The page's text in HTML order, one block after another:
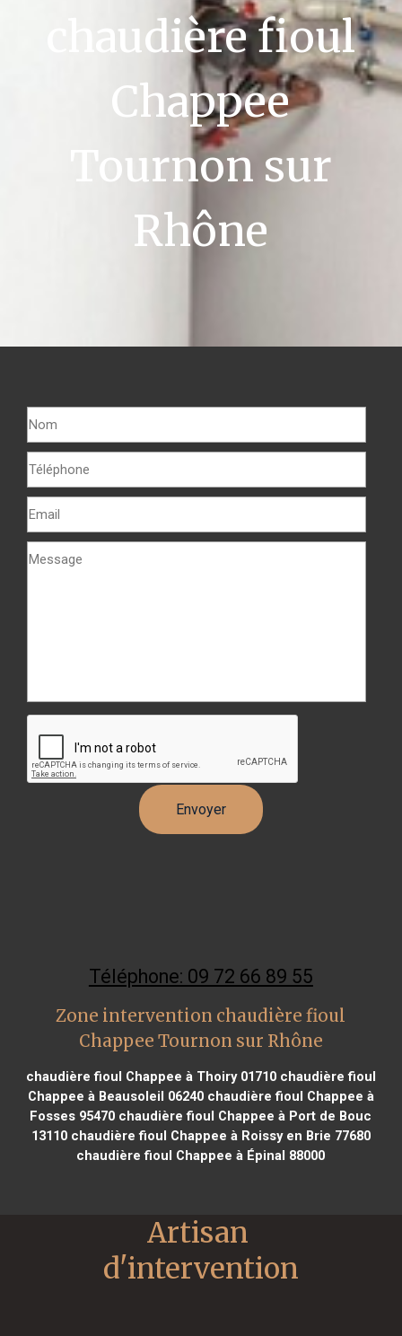
chaudière fioul
Chappee
Tournon sur
Rhône
Téléphone: 09 72 66 89 55
Zone intervention chaudière fioul
Chappee Tournon sur Rhône
chaudière fioul Chappee à Thoiry 01710chaudière fioul
Chappee à Beausoleil 06240chaudière fioul Chappee à
Fosses 95470 chaudière fioul Chappee à Port de Bouc
13110chaudière fioul Chappee à Roissy en Brie 77680
chaudière fioul Chappee à Épinal 88000
Artisan
d'intervention